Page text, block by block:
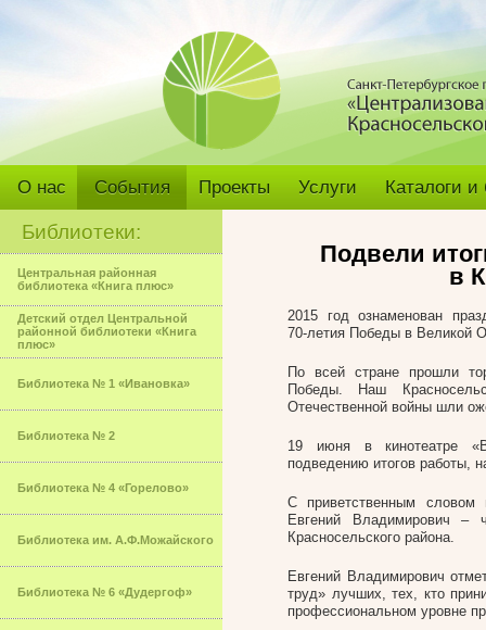
О нас События Проекты Услуги Каталоги
Библиотеки:
Центральная районная
библиотека «Книга плюс»
Детский отдел Центральной
районной библиотеки «Книга
плюс»
Библиотека № 1 «Ивановка»
Библиотека № 2
Библиотека № 4 «Горелово»
Библиотека им. А.Ф.Можайского
Библиотека № 6 «Дудергоф»
Подвели
в
2015 год ознаменован
70-летия Победы в Великой
По всей стране прошли
Победы. Наш
Отечественной войны шли
19 июня в кинотеатре
подведению итогов работы,
С приветственным словом
Евгений Владимирович –
Красносельского района.
Евгений Владимирович
труд» лучших, тех, кто
профессиональном уровне